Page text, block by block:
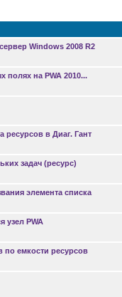
Windows 2008 R2
полях на PWA 2010...
ресурсов в Диаг. Гант
задач (ресурс)
элемента списка
узел PWA
по емкости ресурсов